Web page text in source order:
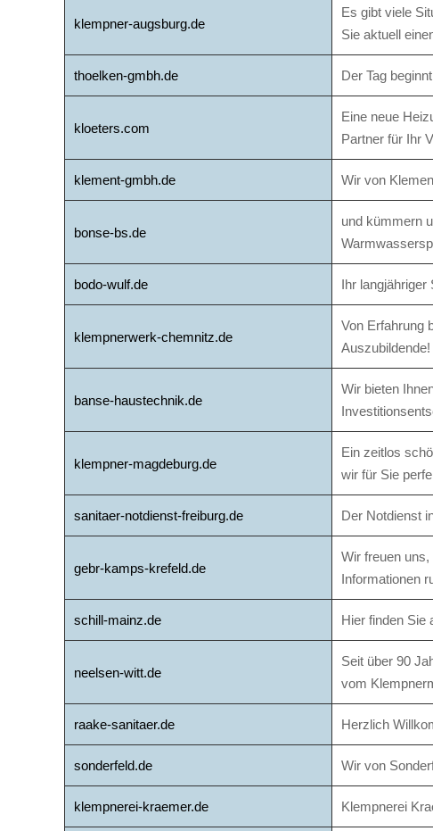
klempner-augsburg.de
Es gibt viele
Sie aktuell
thoelken-gmbh.de Der Tag
kloeters.com
Eine neue
Partner für Ihr
klement-gmbh.de Wir von
bonse-bs.de
und kümmern
bodo-wulf.de Ihr
klempnerwerk-chemnitz.de
Von Erfahrung
Auszubildende!
banse-haustechnik.de
Wir bieten
klempner-magdeburg.de
Ein zeitlos
wir für Sie
sanitaer-notdienst-freiburg.de Der Notdienst
gebr-kamps-krefeld.de
Wir freuen
Informationen
schill-mainz.de Hier finden Sie
neelsen-witt.de
Seit über 90
vom
raake-sanitaer.de Herzlich
sonderfeld.de Wir von
klempnerei-kraemer.de Klempnerei